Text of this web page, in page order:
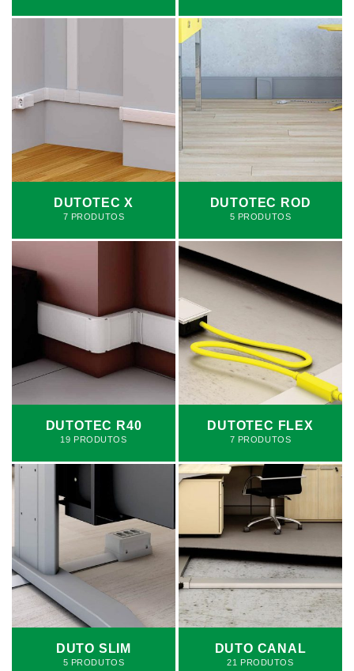
DUTOTEC X
7 PRODUTOS
DUTOTEC ROD
5 PRODUTOS
DUTOTEC R40
19 PRODUTOS
DUTOTEC FLEX
7 PRODUTOS
DUTO SLIM
5 PRODUTOS
DUTO CANAL
21 PRODUTOS